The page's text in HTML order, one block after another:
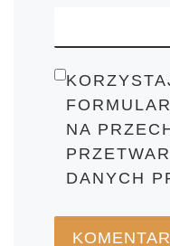
NA
DANYCH